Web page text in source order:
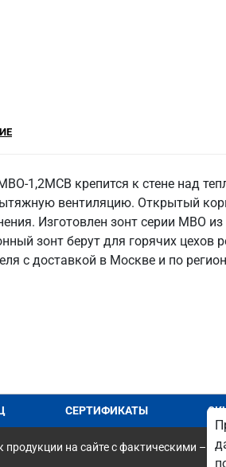
1,2МСВ крепится к стене над
вентиляцию. Открытый
Изготовлен зонт серии МВО
зонт берут для горячих
с доставкой в Москве и по
СЕРТИФИКАТЫ
продукции на сайте с фактическими –